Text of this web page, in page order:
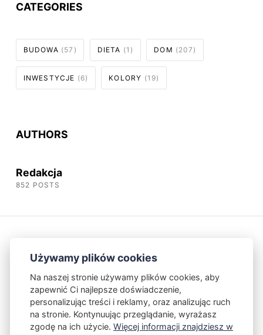
CATEGORIES
BUDOWA (57) DIETA (1) DOM (207)
INWESTYCJE (6) KOLORY (19)
AUTHORS
Redakcja
852 POSTS
Kontakt Polityka Prywatności
Używamy plików cookies
Na naszej stronie używamy plików cookies, aby
zapewnić Ci najlepsze doświadczenie,
personalizując treści i reklamy, oraz analizując ruch
na stronie. Kontynuując przeglądanie, wyrażasz
zgodę na ich użycie. Więcej informacji znajdziesz w